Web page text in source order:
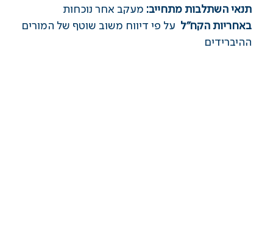
תנאי השתלבות מתחייב: מעקב אחר נוכחות
באחריות הקח"ל על פי דיווח משוב שוטף של המורים
ההיברידים